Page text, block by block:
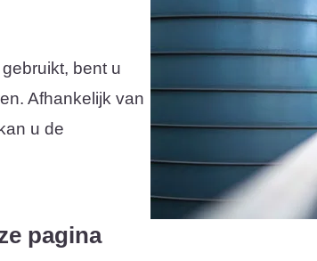
bent u
Afhankelijk van
u de
pagina